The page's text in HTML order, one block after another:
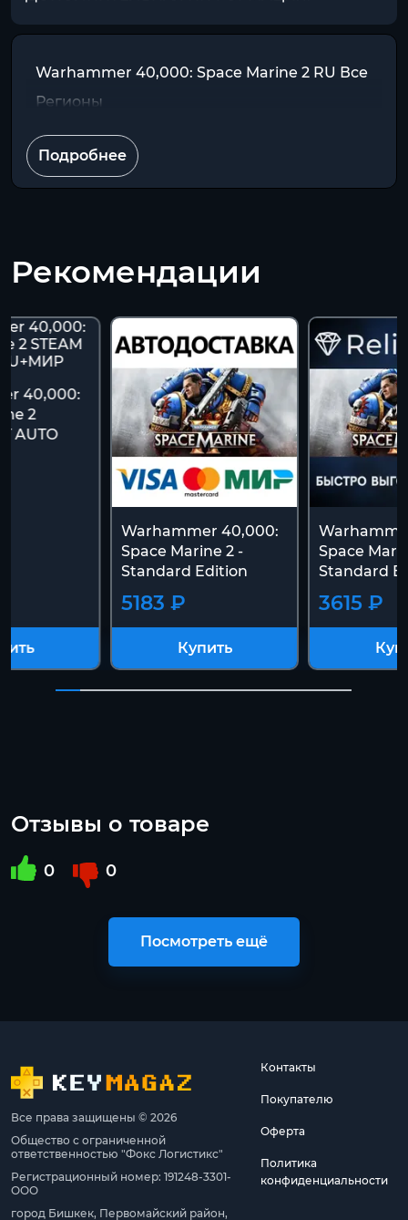
Warhammer 40,000: Space Marine 2 RU Все
Регионы
Подробнее
Рекомендации
40,000:
2
AUTO
Warhammer 40,000:
Space Marine 2 -
Standard Edition
5183 ₽
Купить
Space
Standard
3615 ₽
Отзывы о товаре
0 0
Посмотреть ещё
Все права защищены © 2026
Общество с ограниченной
ответственностью "Фокс Логистикс"
Регистрационный номер: 191248-3301-
ООО
город Бишкек, Первомайский район,
Контакты
Покупателю
Оферта
Политика
конфиденциальности